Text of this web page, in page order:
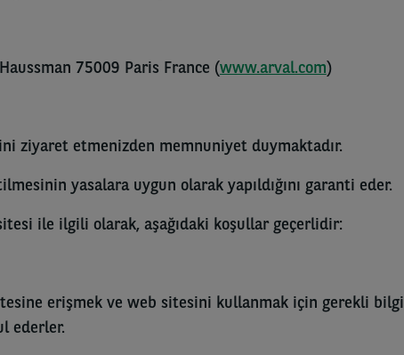
75009 Paris France (www.arval.com)
ziyaret etmenizden memnuniyet duymaktadır.
yasalara uygun olarak yapıldığını garanti eder.
ile ilgili olarak, aşağıdaki koşullar geçerlidir:
erişmek ve web sitesini kullanmak için gerekli bilgi
ederler.